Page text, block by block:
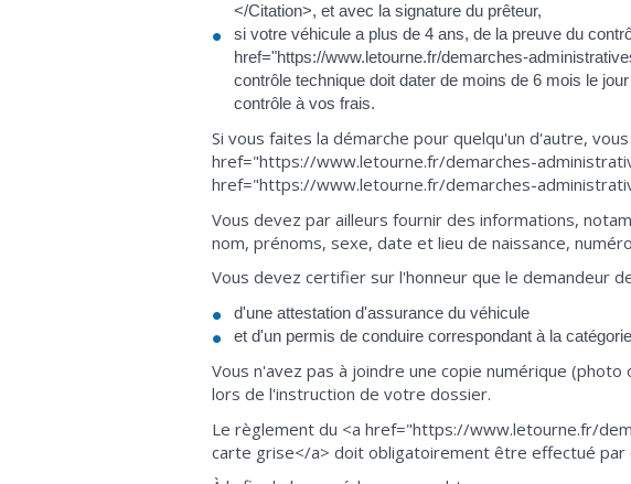
</Citation>, et avec la signature du prêteur,
si votre véhicule a plus de 4 ans, de la preuve du
href="https://www.letourne.fr/demarches-
contrôle technique doit dater de moins de 6 mois le
contrôle à vos frais.
Si vous faites la démarche pour quelqu'un d'autre,
href="https://www.letourne.fr/demarches-
href="https://www.letourne.fr/demarches-
Vous devez par ailleurs fournir des informations,
nom, prénoms, sexe, date et lieu de naissance,
Vous devez certifier sur l'honneur que le demandeur
d'une attestation d'assurance du véhicule
et d'un permis de conduire correspondant à la
Vous n'avez pas à joindre une copie numérique
lors de l'instruction de votre dossier.
Le règlement du <a href="https://www.letourne.fr/
carte grise</a> doit obligatoirement être effectué par